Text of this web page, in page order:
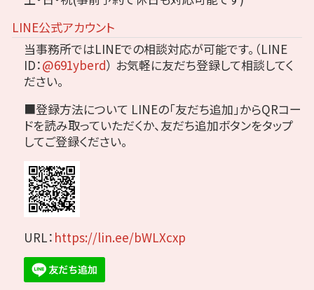
LINE公式アカウント
当事務所ではLINEでの相談対応が可能です。（LINE
ID：@691yberd） お気軽に友だち登録して相談してく
ださい。
■登録方法について LINEの「友だち追加」からQRコー
ドを読み取っていただくか、友だち追加ボタンをタップ
してご登録ください。
URL： https://lin.ee/bWLXcxp